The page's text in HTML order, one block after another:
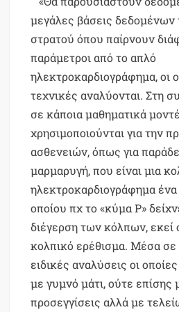
μεγάλες βάσεις δεδομένων
στρατού όπου παίρνουν
παράμετροι από το απλό
ηλεκτροκαρδιογράφημα, οι
τεχνικές αναλύονται. Στη
σε κάποια μαθηματικά
χρησιμοποιούνται για την
ασθενειών, όπως για
μαρμαρυγή, που είναι μια
ηλεκτροκαρδιογράφημα
οποίου πχ το «κύμα P»
διέγερση των κόλπων, εκεί
κολπικό ερέθισμα. Μέσα
ειδικές αναλύσεις οι
με γυμνό μάτι, ούτε
προσεγγίσεις αλλά με